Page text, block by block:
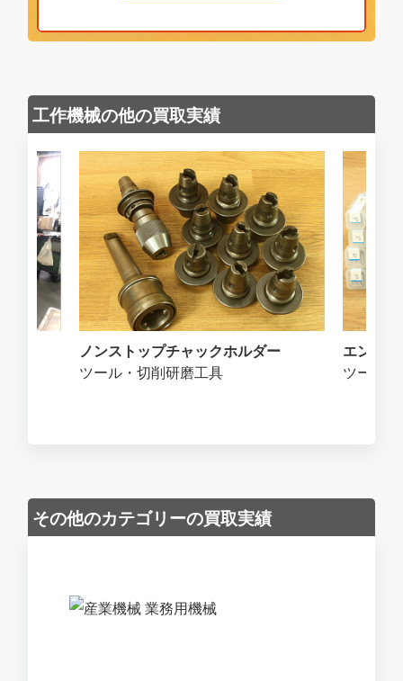
工作機械の他の買取実績
ノンストップチャックホルダー
ツール・切削研磨工具
エンド
ツール
その他のカテゴリーの買取実績